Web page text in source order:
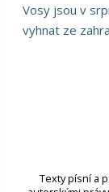
Vosy jsou v
vyhnat ze
Texty písní a